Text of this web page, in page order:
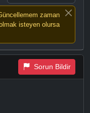
zaman
isteyen olursa
Sorun Bildir